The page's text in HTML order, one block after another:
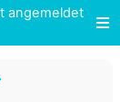
angemeldet